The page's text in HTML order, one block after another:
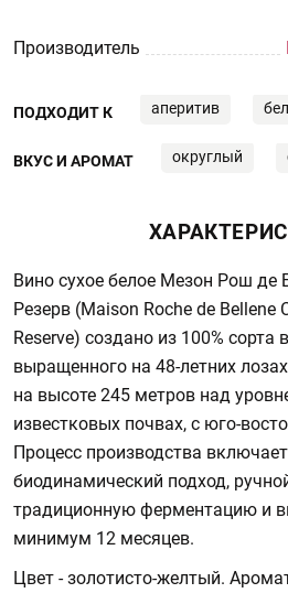
Производитель
ПОДХОДИТ К аперитив
ВКУС И АРОМАТ округлый
Вино сухое белое Мезон Рош
Резерв (Maison Roche de Bellene
Reserve) создано из 100%
выращенного на 48-летних
на высоте 245 метров над
известковых почвах, с юго-
Процесс производства
биодинамический подход,
традиционную ферментацию и
минимум 12 месяцев.
Цвет - золотисто-желтый.